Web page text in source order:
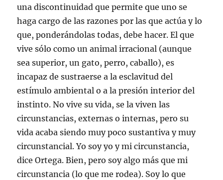
una discontinuidad que permite que uno se
haga cargo de las razones por las que actúa y lo
que, ponderándolas todas, debe hacer. El que
vive sólo como un animal irracional (aunque
sea superior, un gato, perro, caballo), es
incapaz de sustraerse a la esclavitud del
estímulo ambiental o a la presión interior del
instinto. No vive su vida, se la viven las
circunstancias, externas o internas, pero su
vida acaba siendo muy poco sustantiva y muy
circunstancial. Yo soy yo y mi circunstancia,
dice Ortega. Bien, pero soy algo más que mi
circunstancia (lo que me rodea). Soy lo que